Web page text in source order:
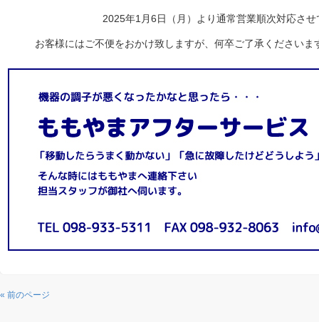
2025年1月6日（月）より通常営業順次対応さ
お客様にはご不便をおかけ致しますが、何卒ご了承ください
« 前のページ